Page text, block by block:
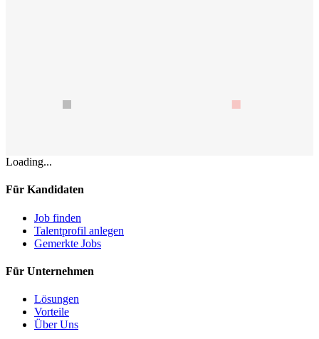
Loading...
Für Kandidaten
Job finden
Talentprofil anlegen
Gemerkte Jobs
Für Unternehmen
Lösungen
Vorteile
Über Uns